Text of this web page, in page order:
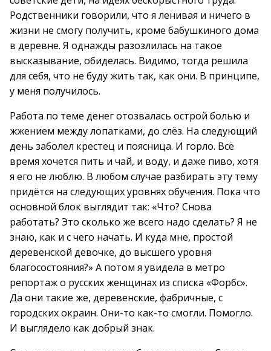
Родственники говорили, что я ленивая и ничего в
жизни не смогу получить, кроме бабушкиного дома
в деревне. Я однажды разозлилась на такое
высказывание, обиделась. Видимо, тогда решила
для себя, что не буду жить так, как они. В принципе,
у меня получилось.
Работа по теме денег отозвалась острой болью и
жжением между лопатками, до слёз. На следующий
день заболел крестец и поясница. И горло. Всё
время хочется пить и чай, и воду, и даже пиво, хотя
я его не люблю. В любом случае разбирать эту тему
придётся на следующих уровнях обучения. Пока что
основной блок выглядит так: «Что? Снова
работать? Это сколько же всего надо сделать? Я не
знаю, как и с чего начать. И куда мне, простой
деревенской девочке, до высшего уровня
благосостояния?» А потом я увидела в метро
репортаж о русских женщинах из списка «Форбс».
Да они такие же, деревенские, фабричные, с
городских окраин. Они-то как-то смогли. Помогло.
И выглядело как добрый знак.